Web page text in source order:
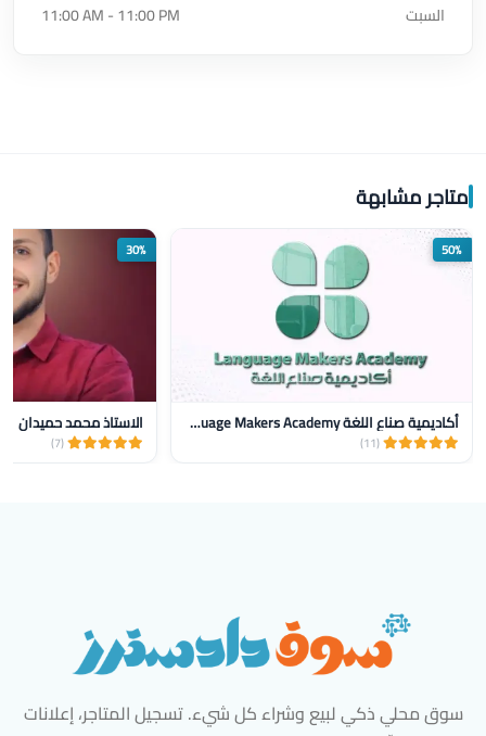
السبت
11:00 AM - 11:00 PM
متاجر مشابهة
50%
أكاديمية صناع اللغة Language Makers Academy
(11)
30%
الاستاذ محمد حميدان
(7)
سوق محلي ذكي لبيع وشراء كل شيء. تسجيل المتاجر، إعلانات